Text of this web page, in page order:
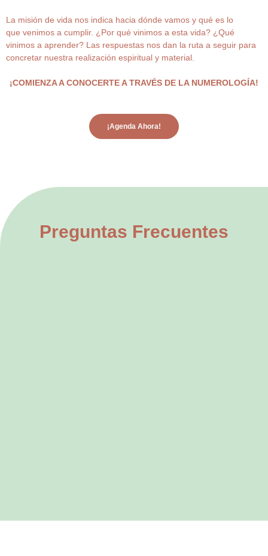
La misión de vida nos indica hacia dónde vamos y qué es lo
que venimos a cumplir. ¿Por qué vinimos a esta vida? ¿Qué
vinimos a aprender? Las respuestas nos dan la ruta a seguir para
concretar nuestra realización espiritual y material.
¡COMIENZA A CONOCERTE A TRAVÉS DE LA NUMEROLOGÍA!
¡Agenda Ahora!
Preguntas Frecuentes